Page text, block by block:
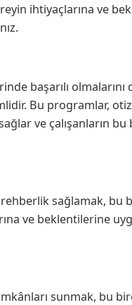
ihtiyaçlarına ve
başarılı olmalarını
Bu programlar,
ve çalışanların
sağlamak, bu
ve beklentilerine
sunmak, bu